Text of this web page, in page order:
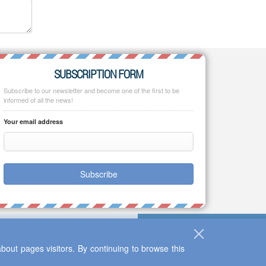
SUBSCRIPTION FORM
Subscribe to our newsletter and become one of the first to be
informed of all the news!
Your email address
Subscribe
pages visitors. By continuing to browse this